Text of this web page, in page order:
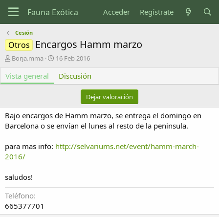
Acceder Regístrate
Cesión
Otros Encargos Hamm marzo
A
t
o
Borja.mma
F
h
c
r
a
16 Feb 2016
Vista general Discusión
Dejar valoración
Bajo encargos de Hamm marzo, se entrega el domingo en
Barcelona o se envían el lunes al resto de la peninsula.
para mas info: http://selvariums.net/event/hamm-march-
2016/
saludos!
Teléfono
665377701